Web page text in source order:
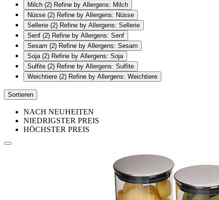
Milch (2) Refine by Allergens: Milch
Nüsse (2) Refine by Allergens: Nüsse
Sellerie (2) Refine by Allergens: Sellerie
Senf (2) Refine by Allergens: Senf
Sesam (2) Refine by Allergens: Sesam
Soja (2) Refine by Allergens: Soja
Sulfite (2) Refine by Allergens: Sulfite
Weichtiere (2) Refine by Allergens: Weichtiere
Sortieren
NACH NEUHEITEN
NIEDRIGSTER PREIS
HÖCHSTER PREIS